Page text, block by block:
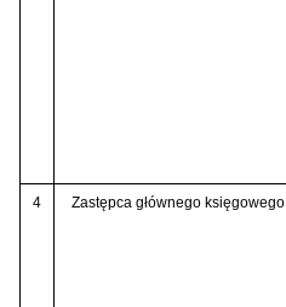
4 Zastępca głównego księgowego